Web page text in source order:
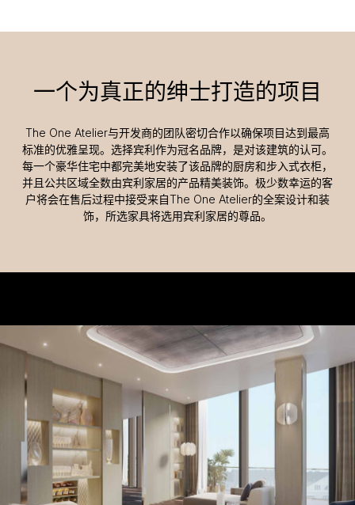
一个为真正的绅士打造的项目
The One Atelier与开发商的团队密切合作以确保项目达到最高
标准的优雅呈现。选择宾利作为冠名品牌，是对该建筑的认可。
每一个豪华住宅中都完美地安装了该品牌的厨房和步入式衣柜，
并且公共区域全数由宾利家居的产品精美装饰。极少数幸运的客
户将会在售后过程中接受来自The One Atelier的全案设计和装
饰，所选家具将选用宾利家居的尊品。